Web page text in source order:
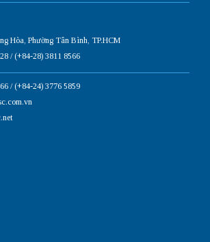
Hòa, Phường Tân Bình, TP.HCM
/ (+84-28) 3811 8566
/ (+84-24) 3776 5859